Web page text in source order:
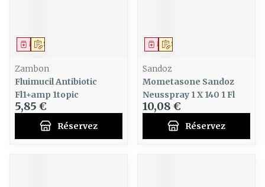
Sur prescription
Médicament
Zambon
Fluimucil Antibiotic
Fl1+amp 1topic
5,85 €
Réservez
Sur prescription
Médicament
Sandoz
Mometasone Sandoz
Neusspray 1 X 140 1 Fl
10,08 €
Réservez